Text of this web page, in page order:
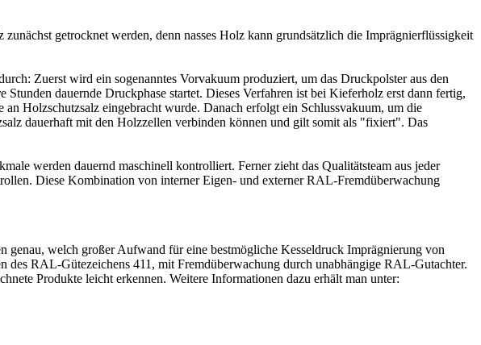
getrocknet werden, denn nasses Holz kann grundsätzlich die Imprägnierflüssigkeit
Zuerst wird ein sogenanntes Vorvakuum produziert, um das Druckpolster aus den
dauernde Druckphase startet. Dieses Verfahren ist bei Kieferholz erst dann fertig,
Holzschutzsalz eingebracht wurde. Danach erfolgt ein Schlussvakuum, um die
dauerhaft mit den Holzzellen verbinden können und gilt somit als "fixiert". Das
werden dauernd maschinell kontrolliert. Ferner zieht das Qualitätsteam aus jeder
Diese Kombination von interner Eigen- und externer RAL-Fremdüberwachung
welch großer Aufwand für eine bestmögliche Kesseldruck Imprägnierung von
RAL-Gütezeichens 411, mit Fremdüberwachung durch unabhängige RAL-Gutachter.
Produkte leicht erkennen. Weitere Informationen dazu erhält man unter: